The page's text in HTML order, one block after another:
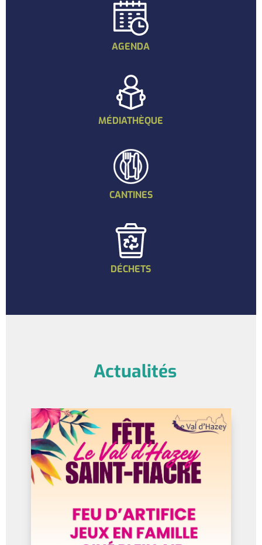
AGENDA
MÉDIATHÈQUE
CANTINES
DÉCHETS
Actualités